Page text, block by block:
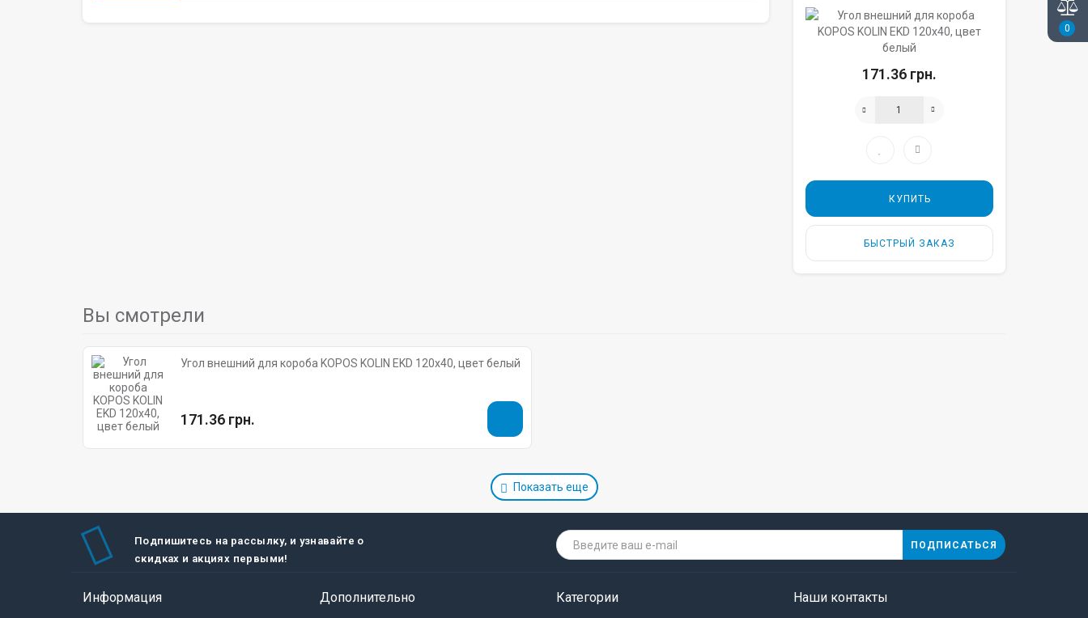
0
171.36 грн.
КУПИТЬ
БЫСТРЫЙ ЗАКАЗ
Вы смотрели
Угол внешний для короба KOPOS KOLIN EKD 120х40, цвет белый
171.36 грн.
Показать еще
Подпишитесь на рассылку, и узнавайте о
скидках и акциях первыми!
ПОДПИСАТЬСЯ
Информация Дополнительно Категории Наши контакты